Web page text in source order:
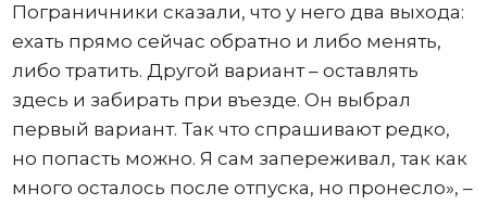
Пограничники сказали, что у него два выхода:
ехать прямо сейчас обратно и либо менять,
либо тратить. Другой вариант – оставлять
здесь и забирать при въезде. Он выбрал
первый вариант. Так что спрашивают редко,
но попасть можно. Я сам запереживал, так как
много осталось после отпуска, но пронесло», –